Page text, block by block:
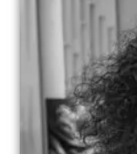
lista de
quieres usar
específica o
varios
especiales.